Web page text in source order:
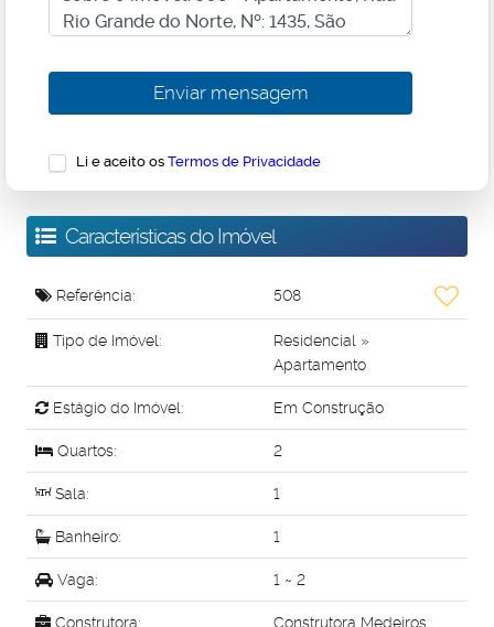
Li e aceito os Termos de Privacidade
Características do Imóvel
Referência: 508
Tipo de Imóvel: Residencial »
Apartamento
Estágio do Imóvel: Em Construção
Quartos: 2
Sala: 1
Banheiro: 1
Vaga: 1 ~ 2
Construtora: Construtora Medeiros